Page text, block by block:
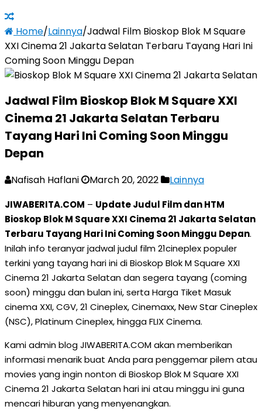
Home/Lainnya/Jadwal Film Bioskop Blok M Square
XXI Cinema 21 Jakarta Selatan Terbaru Tayang Hari Ini
Coming Soon Minggu Depan
Jadwal Film Bioskop Blok M Square XXI
Cinema 21 Jakarta Selatan Terbaru
Tayang Hari Ini Coming Soon Minggu
Depan
Nafisah Haflani March 20, 2022 Lainnya
JIWABERITA.COM – Update Judul Film dan HTM
Bioskop Blok M Square XXI Cinema 21 Jakarta Selatan
Terbaru Tayang Hari Ini Coming Soon Minggu Depan.
Inilah info teranyar jadwal judul film 21cineplex populer
terkini yang tayang hari ini di Bioskop Blok M Square XXI
Cinema 21 Jakarta Selatan dan segera tayang (coming
soon) minggu dan bulan ini, serta Harga Tiket Masuk
cinema XXI, CGV, 21 Cineplex, Cinemaxx, New Star Cineplex
(NSC), Platinum Cineplex, hingga FLIX Cinema.
Kami admin blog JIWABERITA.COM akan memberikan
informasi menarik buat Anda para penggemar pilem atau
movies yang ingin nonton di Bioskop Blok M Square XXI
Cinema 21 Jakarta Selatan hari ini atau minggu ini guna
mencari hiburan yang menyenangkan.